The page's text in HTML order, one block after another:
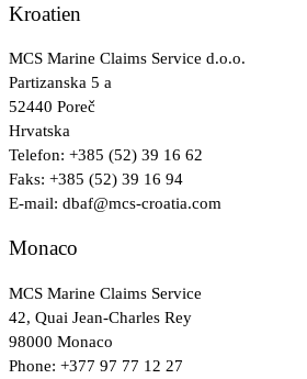
Kroatien
MCS Marine Claims Service d.o.o.
Partizanska 5 a
52440 Poreč
Hrvatska
Telefon: +385 (52) 39 16 62
Faks: +385 (52) 39 16 94
E-mail: dbaf@mcs-croatia.com
Monaco
MCS Marine Claims Service
42, Quai Jean-Charles Rey
98000 Monaco
Phone: +377 97 77 12 27